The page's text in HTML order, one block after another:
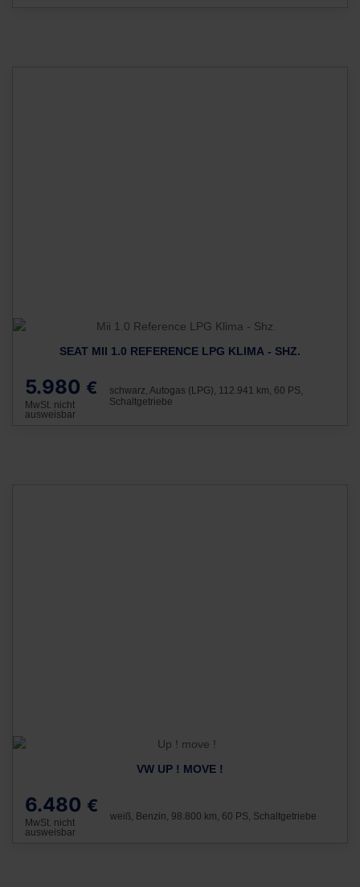
SEAT MII 1.0 REFERENCE LPG KLIMA - SHZ.
5.980 €
MwSt. nicht
ausweisbar
schwarz, Autogas (LPG), 112.941 km, 60 PS,
Schaltgetriebe
VW UP ! MOVE !
6.480 €
MwSt. nicht
ausweisbar
weiß, Benzin, 98.800 km, 60 PS, Schaltgetriebe